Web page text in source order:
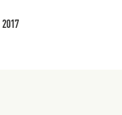
2017